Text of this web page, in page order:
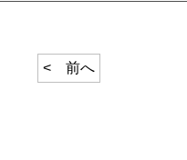
< 前へ